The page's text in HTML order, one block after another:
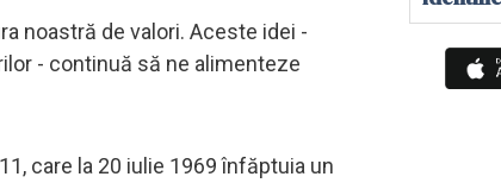
noastră de valori. Aceste idei -
- continuă să ne alimenteze
care la 20 iulie 1969 înfăptuia un